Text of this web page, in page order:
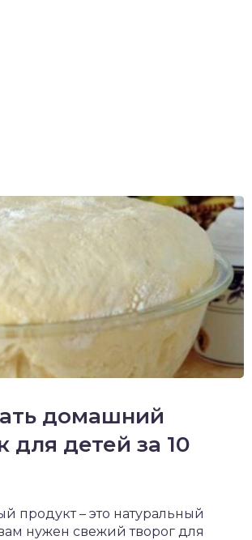
домашний
для детей за 10
продукт – это натуральный
нужен свежий творог для